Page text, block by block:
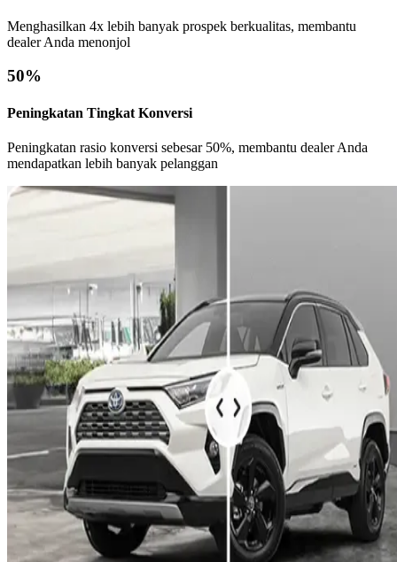
Menghasilkan 4x lebih banyak prospek berkualitas, membantu
dealer Anda menonjol
50%
Peningkatan Tingkat Konversi
Peningkatan rasio konversi sebesar 50%, membantu dealer Anda
mendapatkan lebih banyak pelanggan